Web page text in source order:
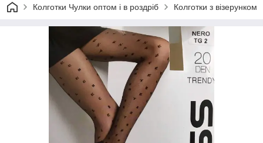
Колготки Чулки оптом і в роздріб Колготки з візерунком